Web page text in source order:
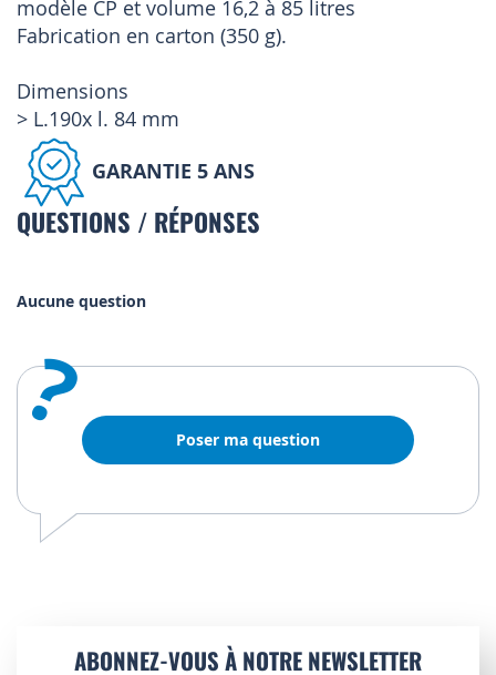
modèle CP et volume 16,2 à 85 litres
Fabrication en carton (350 g).
Dimensions
> L.190x l. 84 mm
GARANTIE 5 ANS
QUESTIONS / RÉPONSES
Aucune question
? Poser ma question
ABONNEZ-VOUS À NOTRE NEWSLETTER